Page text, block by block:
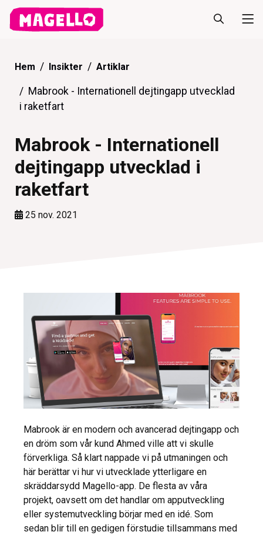
Hem Insikter Artiklar
Mabrook - Internationell dejtingapp utvecklad
i raketfart
Mabrook - Internationell
dejtingapp utvecklad i
raketfart
25 nov. 2021
Mabrook är en modern och avancerad dejtingapp och
en dröm som vår kund Ahmed ville att vi skulle
förverkliga. Så klart nappade vi på utmaningen och
här berättar vi hur vi utvecklade ytterligare en
skräddarsydd Magello-app. De flesta av våra
projekt, oavsett om det handlar om apputveckling
eller systemutveckling börjar med en idé. Som
sedan blir till en gedigen förstudie tillsammans med